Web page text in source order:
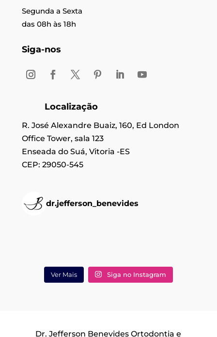
Segunda a Sexta
das 08h às 18h
Siga-nos
Localização
R. José Alexandre Buaiz, 160, Ed London
Office Tower, sala 123
Enseada do Suá, Vitoria -ES
CEP: 29050-545
dr.jefferson_benevides
Ver Mais Siga no Instagram
Dr. Jefferson Benevides Ortodontia e